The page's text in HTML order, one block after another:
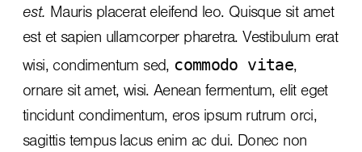
est. Mauris placerat eleifend leo. Quisque sit amet
est et sapien ullamcorper pharetra. Vestibulum erat
wisi, condimentum sed, commodo vitae,
ornare sit amet, wisi. Aenean fermentum, elit eget
tincidunt condimentum, eros ipsum rutrum orci,
sagittis tempus lacus enim ac dui. Donec non